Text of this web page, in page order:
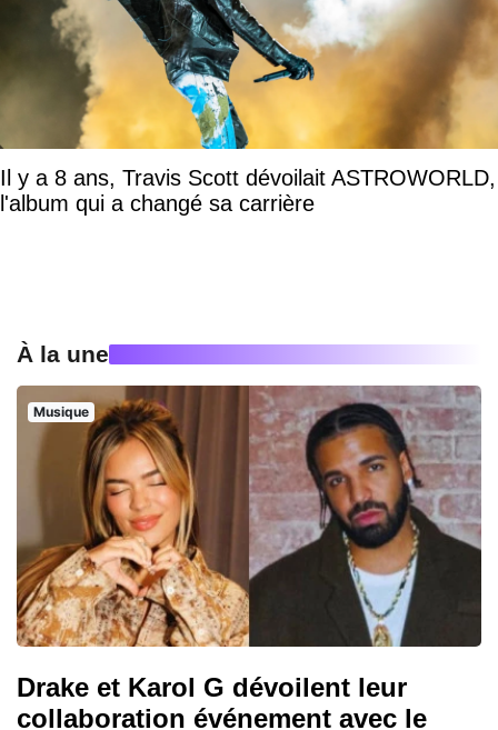
Il y a 8 ans, Travis Scott dévoilait ASTROWORLD,
l'album qui a changé sa carrière
À la une
Musique
Drake et Karol G dévoilent leur
collaboration événement avec le